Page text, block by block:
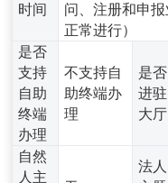
时间
问、注册和申
正常进行）
是否
支持
自助
终端
办理
不支持自
助终端办
理
是否
进驻
大厅
自然
人主
法人